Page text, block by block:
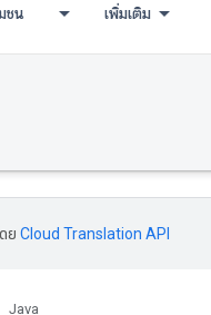
ชน เพิ่มเติม
ย Cloud Translation API
Java